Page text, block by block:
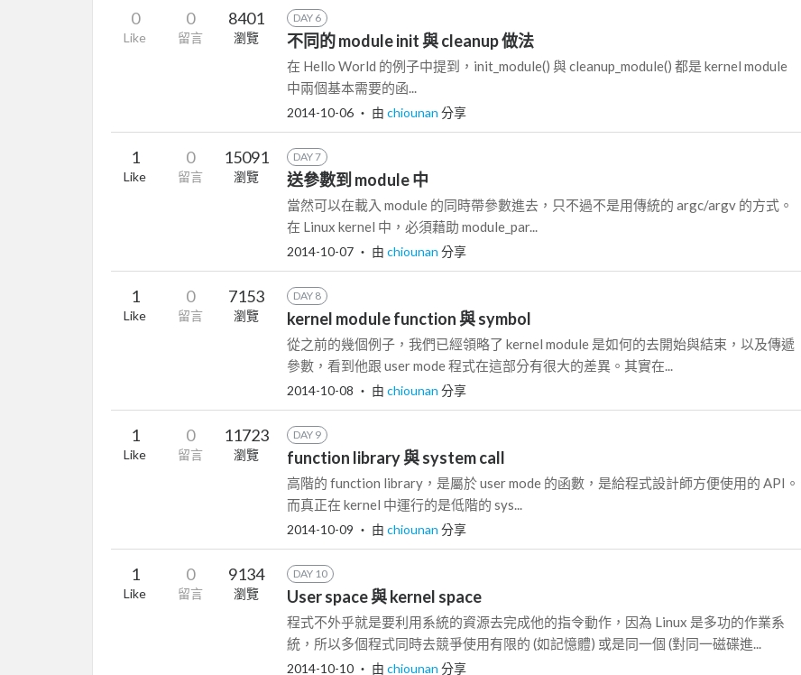
0
Like
0
留言
8401
瀏覽
DAY 6
不同的 module init 與 cleanup 做法
在 Hello World 的例子中提到，init_module() 與 cleanup_module() 都是 kernel module
中兩個基本需要的函...
2014-10-06 ‧ 由 chiounan 分享
1
Like
0
留言
15091
瀏覽
DAY 7
送參數到 module 中
當然可以在載入 module 的同時帶參數進去，只不過不是用傳統的 argc/argv 的方式。
在 Linux kernel 中，必須藉助 module_par...
2014-10-07 ‧ 由 chiounan 分享
1
Like
0
留言
7153
瀏覽
DAY 8
kernel module function 與 symbol
從之前的幾個例子，我們已經領略了 kernel module 是如何的去開始與結束，以及傳遞
參數，看到他跟 user mode 程式在這部分有很大的差異。其實在...
2014-10-08 ‧ 由 chiounan 分享
1
Like
0
留言
11723
瀏覽
DAY 9
function library 與 system call
高階的 function library，是屬於 user mode 的函數，是給程式設計師方便使用的 API。
而真正在 kernel 中運行的是低階的 sys...
2014-10-09 ‧ 由 chiounan 分享
1
Like
0
留言
9134
瀏覽
DAY 10
User space 與 kernel space
程式不外乎就是要利用系統的資源去完成他的指令動作，因為 Linux 是多功的作業系
統，所以多個程式同時去競爭使用有限的 (如記憶體) 或是同一個 (對同一磁碟進...
2014-10-10 ‧ 由 chiounan 分享